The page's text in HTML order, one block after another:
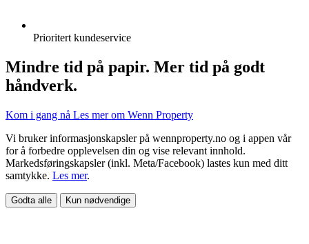
Prioritert kundeservice
Mindre tid på papir. Mer tid på godt
håndverk.
Kom i gang nå Les mer om Wenn Property
Vi bruker informasjonskapsler på wennproperty.no og i appen vår
for å forbedre opplevelsen din og vise relevant innhold.
Markedsføringskapsler (inkl. Meta/Facebook) lastes kun med ditt
samtykke. Les mer.
Godta alle Kun nødvendige